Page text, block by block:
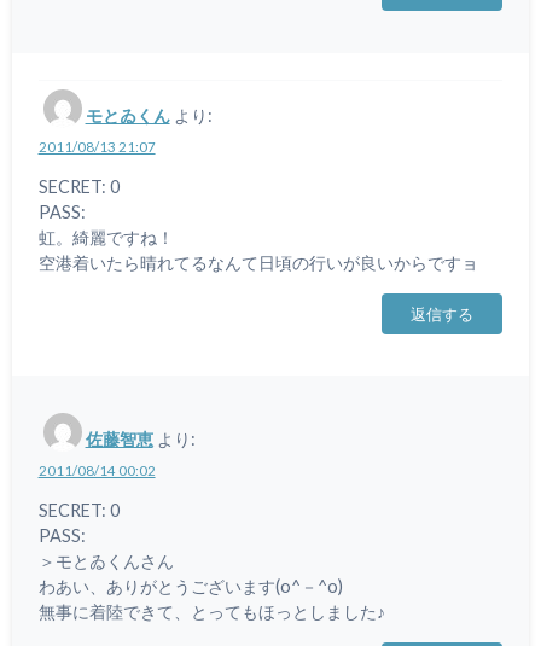
モとゐくん より:
2011/08/13 21:07
SECRET: 0
PASS:
虹。綺麗ですね！
空港着いたら晴れてるなんて日頃の行いが良いからですョ
返信する
佐藤智恵 より:
2011/08/14 00:02
SECRET: 0
PASS:
＞モとゐくんさん
わあい、ありがとうございます(o^－^o)
無事に着陸できて、とってもほっとしました♪